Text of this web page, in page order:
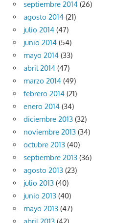
septiembre 2014 (26)
agosto 2014 (21)
julio 2014 (47)
junio 2014 (54)
mayo 2014 (33)
abril 2014 (47)
marzo 2014 (49)
febrero 2014 (21)
enero 2014 (34)
diciembre 2013 (32)
noviembre 2013 (34)
octubre 2013 (40)
septiembre 2013 (36)
agosto 2013 (23)
julio 2013 (40)
junio 2013 (40)
mayo 2013 (47)